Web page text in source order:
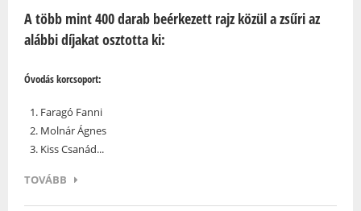
A több mint 400 darab beérkezett rajz közül a zsűri az
alábbi díjakat osztotta ki:
Óvodás korcsoport:
Faragó Fanni
Molnár Ágnes
Kiss Csanád...
TOVÁBB